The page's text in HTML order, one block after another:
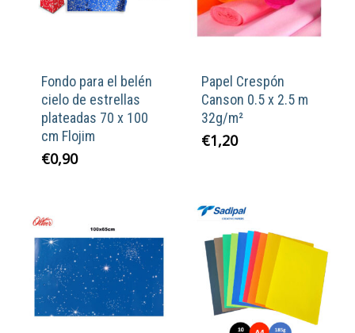
Fondo para el belén
cielo de estrellas
plateadas 70 x 100
cm Flojim
€0,90
Papel Crespón
Canson 0.5 x 2.5 m
32g/m²
€1,20